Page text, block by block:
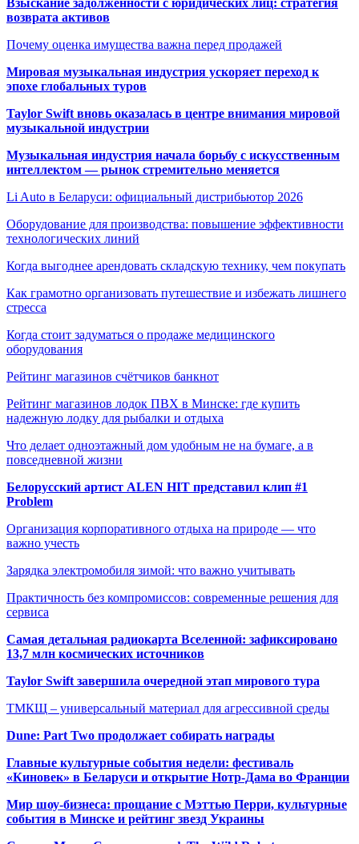
возврата активов
Почему оценка имущества важна перед продажей
Мировая музыкальная индустрия ускоряет переход к
эпохе глобальных туров
Taylor Swift вновь оказалась в центре внимания мировой
музыкальной индустрии
Музыкальная индустрия начала борьбу с искусственным
интеллектом — рынок стремительно меняется
Li Auto в Беларуси: официальный дистрибьютор 2026
Оборудование для производства: повышение эффективности
технологических линий
Когда выгоднее арендовать складскую технику, чем покупать
Как грамотно организовать путешествие и избежать лишнего
стресса
Когда стоит задуматься о продаже медицинского
оборудования
Рейтинг магазинов счётчиков банкнот
Рейтинг магазинов лодок ПВХ в Минске: где купить
надежную лодку для рыбалки и отдыха
Что делает одноэтажный дом удобным не на бумаге, а в
повседневной жизни
Белорусский артист ALEN HIT представил клип #1
Problem
Организация корпоративного отдыха на природе — что
важно учесть
Зарядка электромобиля зимой: что важно учитывать
Практичность без компромиссов: современные решения для
сервиса
Самая детальная радиокарта Вселенной: зафиксировано
13,7 млн космических источников
Taylor Swift завершила очередной этап мирового тура
ТМКЩ – универсальный материал для агрессивной среды
Dune: Part Two продолжает собирать награды
Главные культурные события недели: фестиваль
«Киновек» в Беларуси и открытие Нотр-Дама во Франции
Мир шоу-бизнеса: прощание с Мэттью Перри, культурные
события в Минске и рейтинг звезд Украины